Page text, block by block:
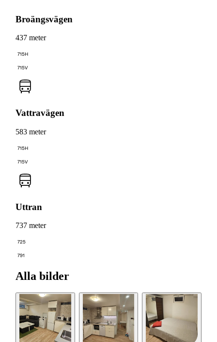
Broängsvägen
437 meter
715H
715V
Vattravägen
583 meter
715H
715V
Uttran
737 meter
725
791
Alla bilder